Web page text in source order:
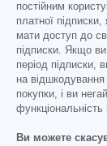
постійним
платної
мати доступ до
підписки. Якщо
період підписки,
на
покупки, і ви
Ви можете